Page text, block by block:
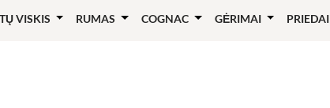
VISKIS RUMAS COGNAC GĖRIMAI PRIEDAI